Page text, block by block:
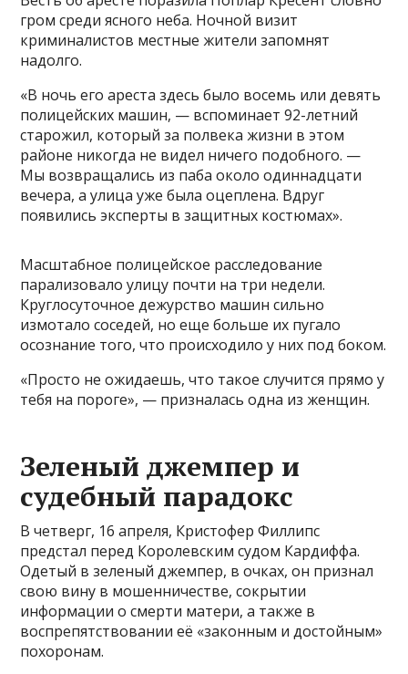
гром среди ясного неба. Ночной визит
криминалистов местные жители запомнят
надолго.
«В ночь его ареста здесь было восемь или девять
полицейских машин, — вспоминает 92-летний
старожил, который за полвека жизни в этом
районе никогда не видел ничего подобного. —
Мы возвращались из паба около одиннадцати
вечера, а улица уже была оцеплена. Вдруг
появились эксперты в защитных костюмах».
Масштабное полицейское расследование
парализовало улицу почти на три недели.
Круглосуточное дежурство машин сильно
измотало соседей, но еще больше их пугало
осознание того, что происходило у них под боком.
«Просто не ожидаешь, что такое случится прямо у
тебя на пороге», — призналась одна из женщин.
Зеленый джемпер и
судебный парадокс
В четверг, 16 апреля, Кристофер Филлипс
предстал перед Королевским судом Кардиффа.
Одетый в зеленый джемпер, в очках, он признал
свою вину в мошенничестве, сокрытии
информации о смерти матери, а также в
воспрепятствовании её «законным и достойным»
похоронам.